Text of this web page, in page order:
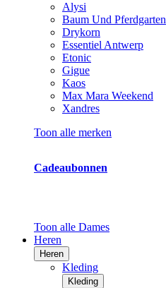
Alysi
Baum Und Pferdgarten
Drykorn
Essentiel Antwerp
Etonic
Gigue
Kaos
Max Mara Weekend
Xandres
Toon alle merken
Cadeaubonnen
Toon alle Dames
Heren
Heren
Kleding
Kleding